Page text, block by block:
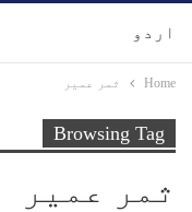
اردو
Home ثمر عمیر
Browsing Tag
ثمر عمیر